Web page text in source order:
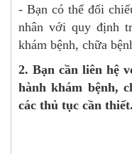
- Bạn có thể đối
nhân với quy định
khám bệnh, chữa
2. Bạn cần liên hệ
hành khám bệnh,
các thủ tục cần thiết.